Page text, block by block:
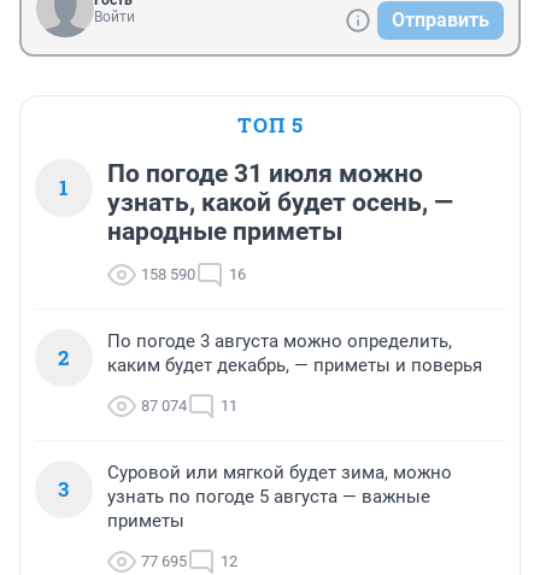
Войти
Отправить
ТОП 5
1
По погоде 31 июля можно
узнать, какой будет осень, —
народные приметы
158 590 16
2
По погоде 3 августа можно определить,
каким будет декабрь, — приметы и поверья
87 074 11
3
Суровой или мягкой будет зима, можно
узнать по погоде 5 августа — важные
приметы
77 695 12